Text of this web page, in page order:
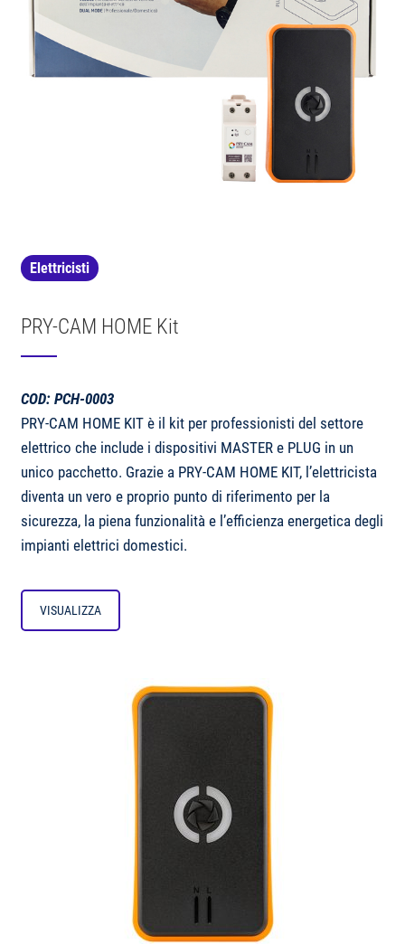
Elettricisti
PRY-CAM HOME Kit
COD: PCH-0003
PRY-CAM HOME KIT è il kit per professionisti del settore
elettrico che include i dispositivi MASTER e PLUG in un
unico pacchetto. Grazie a PRY-CAM HOME KIT, l’elettricista
diventa un vero e proprio punto di riferimento per la
sicurezza, la piena funzionalità e l’efficienza energetica degli
impianti elettrici domestici.
VISUALIZZA